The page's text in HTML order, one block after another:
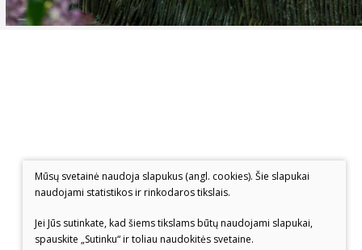
Mūsų svetainė naudoja slapukus (angl. cookies). Šie slapukai
naudojami statistikos ir rinkodaros tikslais.
Jei Jūs sutinkate, kad šiems tikslams būtų naudojami slapukai,
spauskite „Sutinku“ ir toliau naudokitės svetaine.